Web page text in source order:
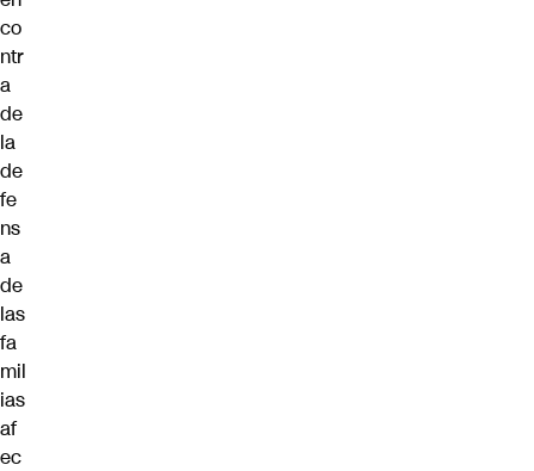
co
ntr
a
de
la
de
fe
ns
a
de
las
fa
mil
ias
af
ec